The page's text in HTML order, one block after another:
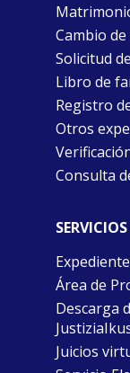
Cambio
Solicitud
Libro de
Registro
Otros
Consulta
Área de
Descarga
Juicios